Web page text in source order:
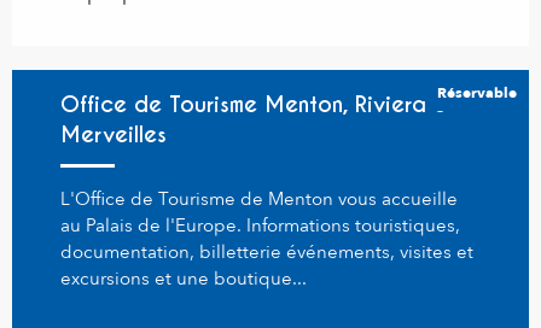
Office de Tourisme Menton, Riviera &
Merveilles
L'Office de Tourisme de Menton vous accueille
au Palais de l'Europe. Informations touristiques,
documentation, billetterie événements, visites et
excursions et une boutique...
Réservable